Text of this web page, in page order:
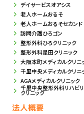
デイサービスオアシス
老人ホームおるそ
老人ホームおるそセカンド
訪問介護ひろゴン
整形外科ひろクリニック
整形外科星田クリニック
大阪本町メディカルクリニ
千里中央メディカルクリニ
AGAメディカルクリニック
千里中央整形外科リハビリ
クリニック
法人概要